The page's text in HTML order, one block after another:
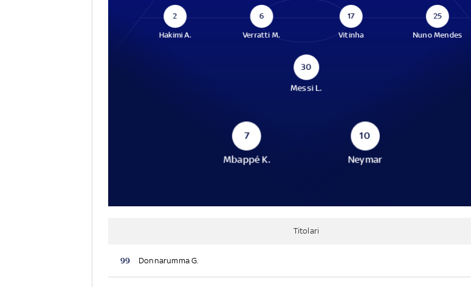
2
Hakimi A.
6
Verratti M.
17
Vitinha
25
Nuno Mendes
30
Messi L.
7
Mbappé K.
10
Neymar
Titolari
99 Donnarumma G.